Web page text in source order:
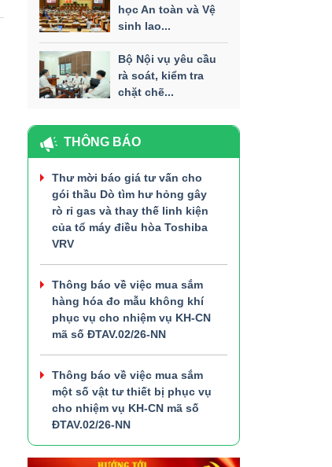
học An toàn và Vệ
sinh lao...
Bộ Nội vụ yêu cầu
rà soát, kiểm tra
chặt chẽ...
THÔNG BÁO
Thư mời báo giá tư vấn cho
gói thầu Dò tìm hư hỏng gây
rò rỉ gas và thay thế linh kiện
của tổ máy điều hòa Toshiba
VRV
Thông báo về việc mua sắm
hàng hóa đo mẫu không khí
phục vụ cho nhiệm vụ KH-CN
mã số ĐTAV.02/26-NN
Thông báo về việc mua sắm
một số vật tư thiết bị phục vụ
cho nhiệm vụ KH-CN mã số
ĐTAV.02/26-NN